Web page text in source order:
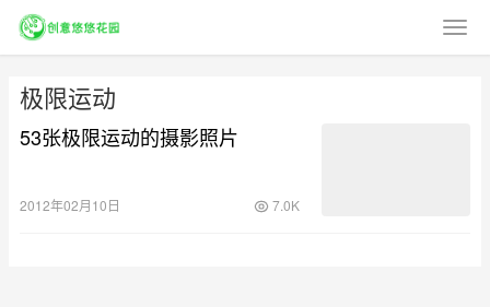
极限运动
53张极限运动的摄影照片
2012年02月10日 7.0K